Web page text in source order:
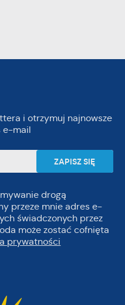
i otrzymuj najnowsze
e-mail
drogą
przeze mnie adres e-
świadczonych przez
może zostać cofnięta
prywatności